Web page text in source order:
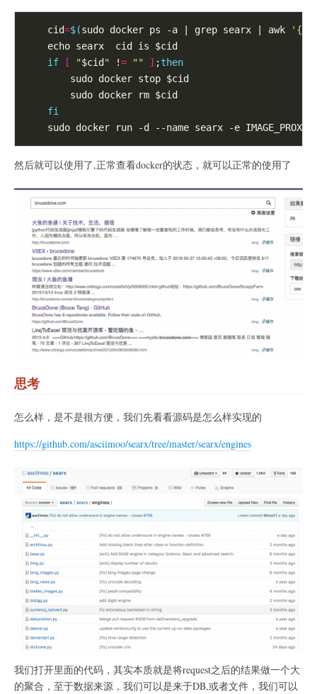
    cid
=$(sudo docker ps -a | grep searx | awk
    echo searx  cid is $cid
if
[ "$cid" != "" ] ;then
        sudo docker stop $cid
        sudo docker rm $cid
fi
    sudo docker run -d --name searx -e IMAGE_PROXY
然后就可以使用了,正常查看docker的状态，就可以正常的使用了
思考
怎么样，是不是很方便，我们先看看源码是怎么样实现的
https://github.com/asciimoo/searx/tree/master/searx/engines
我们打开里面的代码，其实本质就是将request之后的结果做一个大
的聚合，至于数据来源，我们可以是来于DB,或者文件，我们可以